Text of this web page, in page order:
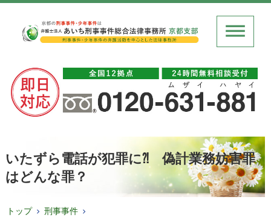
いたずら電話が犯罪に⁈ 偽計業務妨害罪
はどんな罪？
トップ
刑事事件